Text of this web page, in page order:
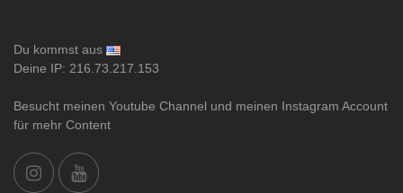
Du kommst aus
Deine IP: 216.73.217.153
Besucht meinen Youtube Channel und meinen Instagram Account
für mehr Content